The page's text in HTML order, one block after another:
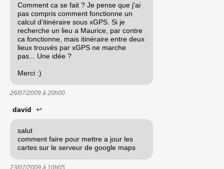
Comment ca se fait ? Je pense que j'ai
pas compris comment fonctionne un
calcul d'itinéraire sous xGPS. Si je
recherche un lieu a Maurice, par contre
ca fonctionne, mais itinéraire entre deux
lieux trouvés par xGPS ne marche
pas... Une idée ?
Merci :)
26/07/2009 à 20h00
david ↩
salut
comment faire pour mettre a jour les
cartes sur le serveur de google maps
23/07/2009 à 10h05